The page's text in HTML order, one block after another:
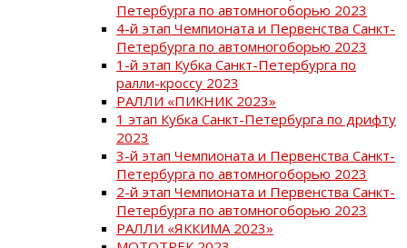
Петербурга по автомногоборью 2023
4-й этап Чемпионата и Первенства Санкт-
Петербурга по автомногоборью 2023
1-й этап Кубка Санкт-Петербурга по
ралли-кроссу 2023
РАЛЛИ «ПИКНИК 2023»
1 этап Кубка Санкт-Петербурга по дрифту
2023
3-й этап Чемпионата и Первенства Санкт-
Петербурга по автомногоборью 2023
2-й этап Чемпионата и Первенства Санкт-
Петербурга по автомногоборью 2023
РАЛЛИ «ЯККИМА 2023»